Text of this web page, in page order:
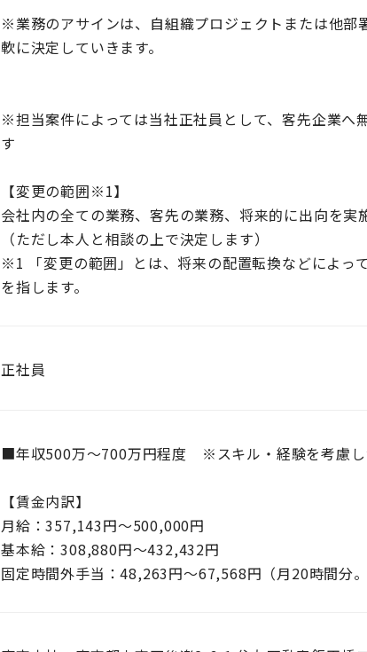
※業務のアサインは、自組織プロジェクトまたは他部
軟に決定していきます。
※担当案件によっては当社正社員として、客先企業へ
す
【変更の範囲※1】
会社内の全ての業務、客先の業務、将来的に出向を実
（ただし本人と相談の上で決定します）
※1 「変更の範囲」とは、将来の配置転換などによっ
を指します。
正社員
■年収500万～700万円程度 ※スキル・経験を考慮し
【賃金内訳】
月給：357,143円〜500,000円
基本給：308,880円〜432,432円
固定時間外手当：48,263円〜67,568円（月20時間分。